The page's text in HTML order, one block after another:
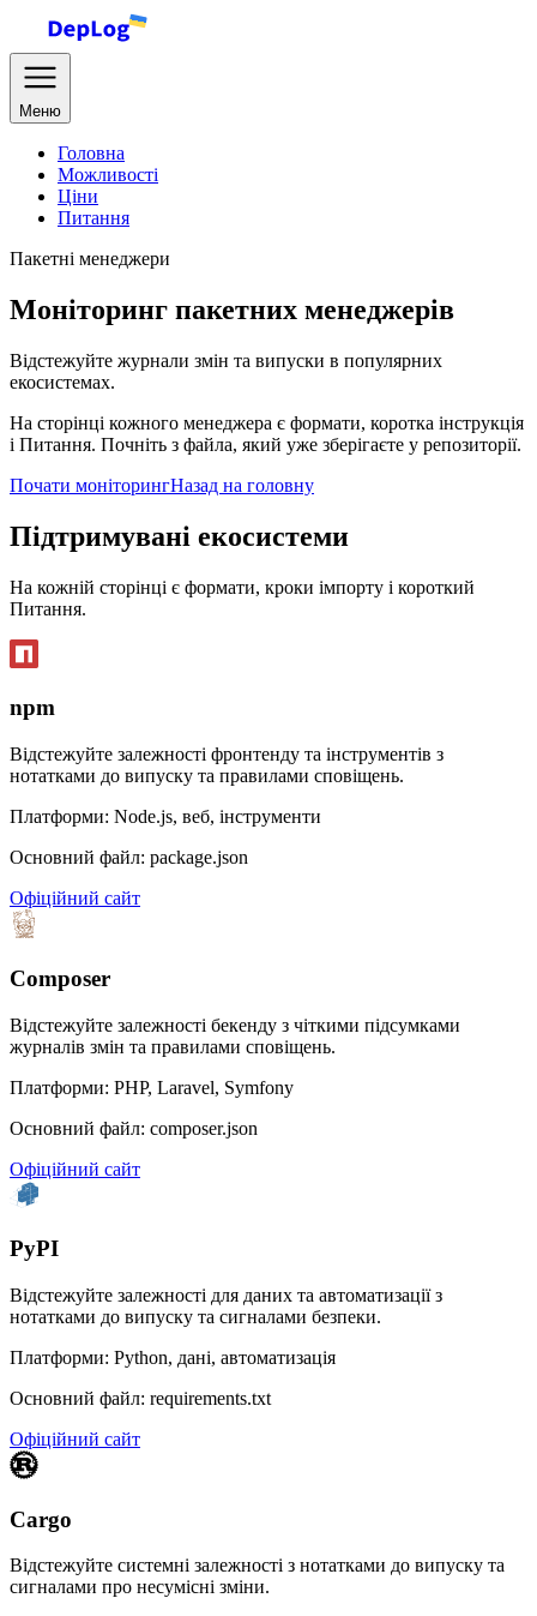
Меню
Головна
Можливості
Ціни
Питання
Пакетні менеджери
Моніторинг пакетних менеджерів
Відстежуйте журнали змін та випуски в популярних
екосистемах.
На сторінці кожного менеджера є формати, коротка інструкція
і Питання. Почніть з файла, який уже зберігаєте у репозиторії.
Почати моніторингНазад на головну
Підтримувані екосистеми
На кожній сторінці є формати, кроки імпорту і короткий
Питання.
npm
Відстежуйте залежності фронтенду та інструментів з
нотатками до випуску та правилами сповіщень.
Платформи: Node.js, веб, інструменти
Основний файл: package.json
Офіційний сайт
Composer
Відстежуйте залежності бекенду з чіткими підсумками
журналів змін та правилами сповіщень.
Платформи: PHP, Laravel, Symfony
Основний файл: composer.json
Офіційний сайт
PyPI
Відстежуйте залежності для даних та автоматизації з
нотатками до випуску та сигналами безпеки.
Платформи: Python, дані, автоматизація
Основний файл: requirements.txt
Офіційний сайт
Cargo
Відстежуйте системні залежності з нотатками до випуску та
сигналами про несумісні зміни.